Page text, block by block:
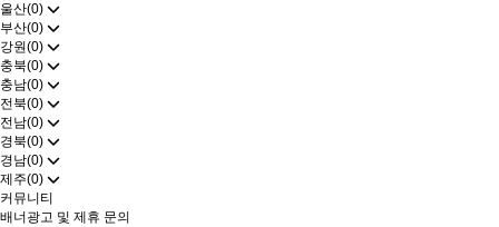
울산(0)
부산(0)
강원(0)
충북(0)
충남(0)
전북(0)
전남(0)
경북(0)
경남(0)
제주(0)
커뮤니티
배너광고 및 제휴 문의